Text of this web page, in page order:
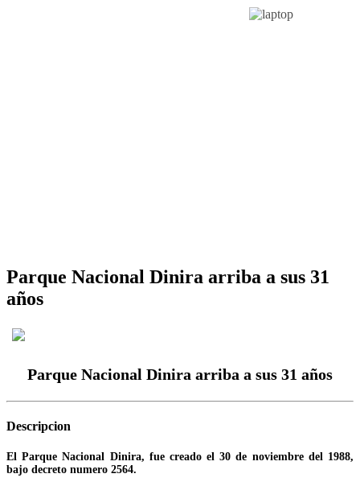
Parque Nacional Dinira arriba a sus 31
años
Parque Nacional Dinira arriba a sus 31 años
Descripcion
El Parque Nacional Dinira, fue creado el 30 de noviembre del 1988,
bajo decreto numero 2564.